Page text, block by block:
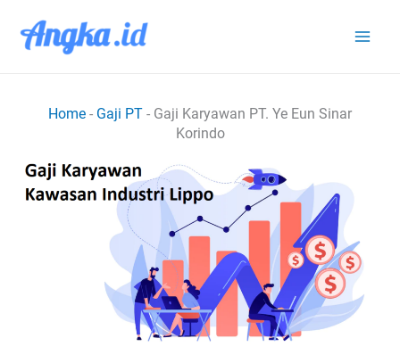
Home - Gaji PT - Gaji Karyawan PT. Ye Eun Sinar
Korindo